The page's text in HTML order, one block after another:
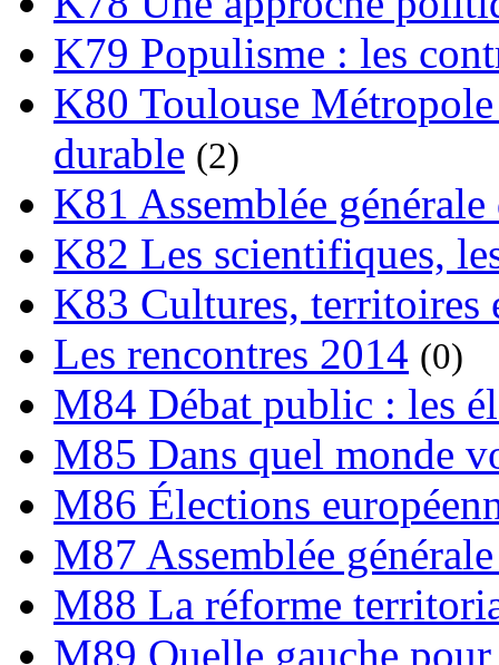
K79 Populisme : les
K80 Toulouse
durable (2)
K81 Assemblée
K82 Les scientifiques,
K83 Cultures, territoires
Les rencontres 2014 (0)
M84 Débat public : les
M85 Dans quel monde
M86 Élections
M87 Assemblée
M88 La réforme
M89 Quelle gauche